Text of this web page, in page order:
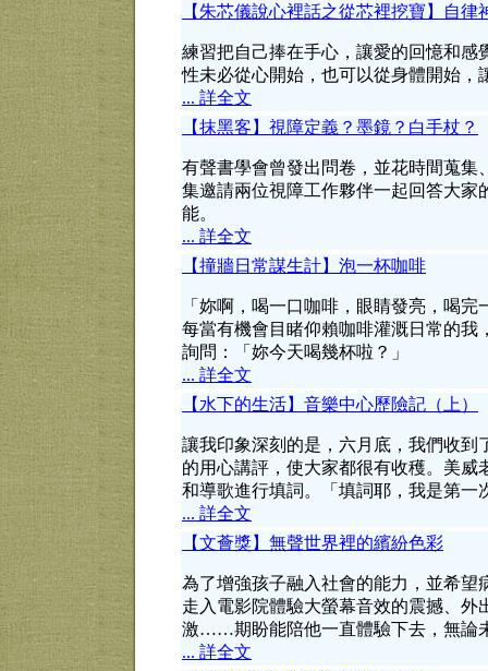
【朱芯儀說心裡話之從芯裡挖寶】自
練習把自己捧在手心，讓愛的回憶和
性未必從心開始，也可以從身體開始，
... 詳全文
【抹黑客】視障定義？墨鏡？白手杖？
有聲書學會曾發出問卷，並花時間蒐
集邀請兩位視障工作夥伴一起回答大
能。
... 詳全文
【撞牆日常謀生計】泡一杯咖啡
「妳啊，喝一口咖啡，眼睛發亮，喝
每當有機會目睹仰賴咖啡灌溉日常的
詢問：「妳今天喝幾杯啦？」
... 詳全文
【水下的生活】音樂中心歷險記（上）
讓我印象深刻的是，六月底，我們收
的用心講評，使大家都很有收穫。美
和導歌進行填詞。「填詞耶，我是第一
... 詳全文
【文薈獎】無聲世界裡的繽紛色彩
為了增強孩子融入社會的能力，並希
走入電影院體驗大螢幕音效的震撼、
激……期盼能陪他一直體驗下去，無論
... 詳全文